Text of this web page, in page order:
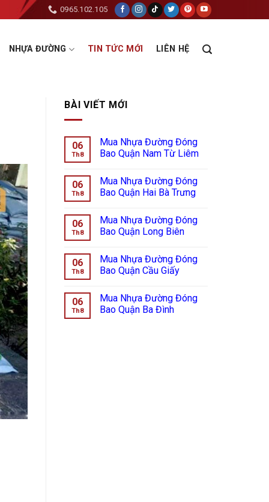
0965.102.105
NHỰA ĐƯỜNG TIN TỨC MỚI LIÊN HỆ
BÀI VIẾT MỚI
06
Th8
Mua Nhựa Đường Đóng
Bao Quận Nam Từ Liêm
06
Th8
Mua Nhựa Đường Đóng
Bao Quận Hai Bà Trưng
06
Th8
Mua Nhựa Đường Đóng
Bao Quận Long Biên
06
Th8
Mua Nhựa Đường Đóng
Bao Quận Cầu Giấy
06
Th8
Mua Nhựa Đường Đóng
Bao Quận Ba Đình